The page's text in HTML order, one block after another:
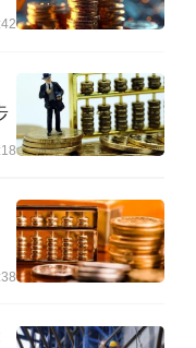
另外“两新”政
。此外去年
施，加上“反内
负面影响。
看，无论是支
续向好趋势。